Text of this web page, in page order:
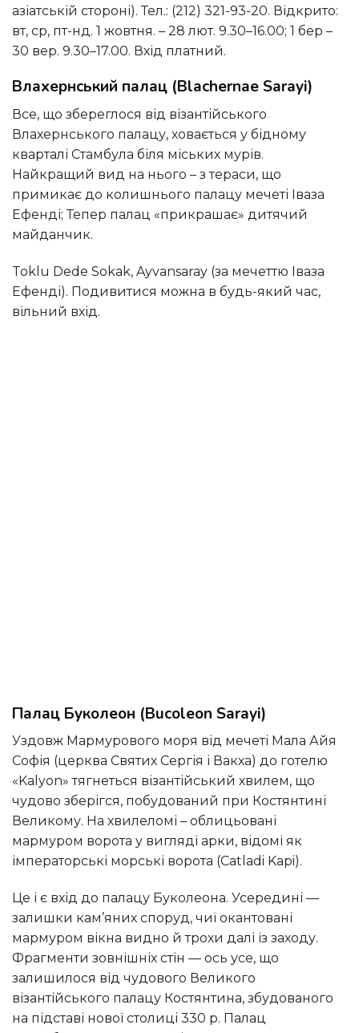
азіатській стороні). Тел.: (212) 321-93-20. Відкрито:
вт, ср, пт-нд. 1 жовтня. – 28 лют. 9.30–16.00; 1 бер –
30 вер. 9.30–17.00. Вхід платний.
Влахернський палац (Blachernae Sarayi)
Все, що збереглося від візантійського
Влахернського палацу, ховається у бідному
кварталі Стамбула біля міських мурів.
Найкращий вид на нього – з тераси, що
примикає до колишнього палацу мечеті Іваза
Ефенді; Тепер палац «прикрашає» дитячий
майданчик.
Toklu Dede Sokak, Ayvansaray (за мечеттю Іваза
Ефенді). Подивитися можна в будь-який час,
вільний вхід.
Палац Буколеон (Bucoleon Sarayi)
Уздовж Мармурового моря від мечеті Мала Айя
Софія (церква Святих Сергія і Вакха) до готелю
«Kalyon» тягнеться візантійський хвилем, що
чудово зберігся, побудований при Костянтині
Великому. На хвилеломі – облицьовані
мармуром ворота у вигляді арки, відомі як
імператорські морські ворота (Catladi Kapi).
Це і є вхід до палацу Буколеона. Усередині —
залишки кам’яних споруд, чиї окантовані
мармуром вікна видно й трохи далі із заходу.
Фрагменти зовнішніх стін — ось усе, що
залишилося від чудового Великого
візантійського палацу Костянтина, збудованого
на підставі нової столиці 330 р. Палац